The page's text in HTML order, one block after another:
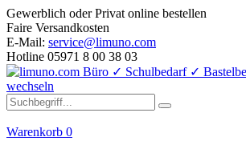
Gewerblich oder Privat online bestellen
Faire Versandkosten
E-Mail: service@limuno.com
Hotline 05971 8 00 38 03
Warenkorb 0